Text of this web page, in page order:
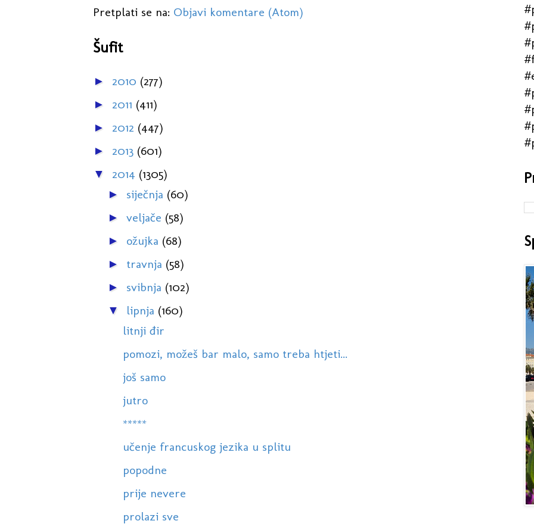
Pretplati se na: Objavi komentare (Atom)
Šufit
► 2010 (277)
► 2011 (411)
► 2012 (447)
► 2013 (601)
▼ 2014 (1305)
► siječnja (60)
► veljače (58)
► ožujka (68)
► travnja (58)
► svibnja (102)
▼ lipnja (160)
litnji đir
pomozi, možeš bar malo, samo treba htjeti...
još samo
jutro
*****
učenje francuskog jezika u splitu
popodne
prije nevere
prolazi sve